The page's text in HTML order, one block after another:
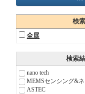
検
全展
検索
nano tech
MEMSセンシング&
ASTEC